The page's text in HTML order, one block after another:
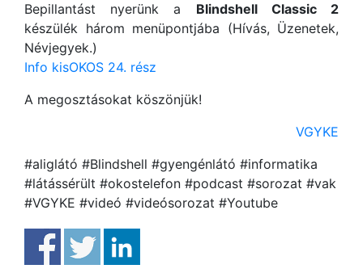
Bepillantást nyerünk a Blindshell Classic 2
készülék három menüpontjába (Hívás, Üzenetek,
Névjegyek.)
Info kisOKOS 24. rész
A megosztásokat köszönjük!
VGYKE
#aliglátó #Blindshell #gyengénlátó #informatika
#látássérült #okostelefon #podcast #sorozat #vak
#VGYKE #videó #videósorozat #Youtube